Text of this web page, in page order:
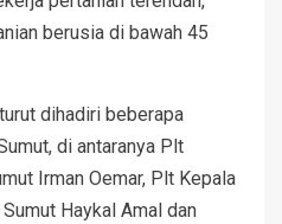
berusia di bawah 45
dihadiri beberapa
di antaranya Plt
Irman Oemar, Plt Kepala
Haykal Amal dan